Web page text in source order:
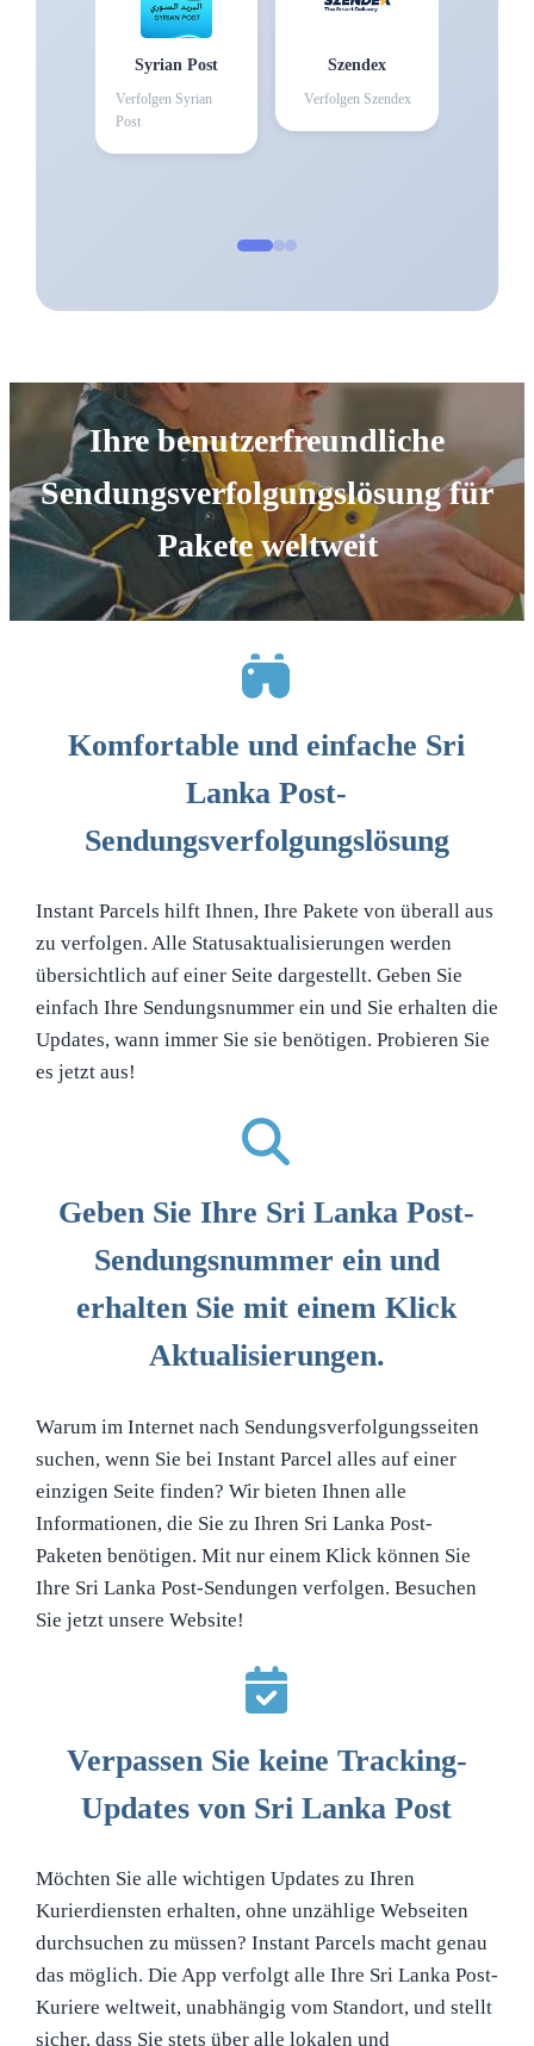
Syrian Post
Verfolgen Syrian
Post
Szendex
Verfolgen Szendex
Ihre benutzerfreundliche
Sendungsverfolgungslösung für
Pakete weltweit
Komfortable und einfache Sri
Lanka Post-
Sendungsverfolgungslösung
Instant Parcels hilft Ihnen, Ihre Pakete von überall aus
zu verfolgen. Alle Statusaktualisierungen werden
übersichtlich auf einer Seite dargestellt. Geben Sie
einfach Ihre Sendungsnummer ein und Sie erhalten die
Updates, wann immer Sie sie benötigen. Probieren Sie
es jetzt aus!
Geben Sie Ihre Sri Lanka Post-
Sendungsnummer ein und
erhalten Sie mit einem Klick
Aktualisierungen.
Warum im Internet nach Sendungsverfolgungsseiten
suchen, wenn Sie bei Instant Parcel alles auf einer
einzigen Seite finden? Wir bieten Ihnen alle
Informationen, die Sie zu Ihren Sri Lanka Post-
Paketen benötigen. Mit nur einem Klick können Sie
Ihre Sri Lanka Post-Sendungen verfolgen. Besuchen
Sie jetzt unsere Website!
Verpassen Sie keine Tracking-
Updates von Sri Lanka Post
Möchten Sie alle wichtigen Updates zu Ihren
Kurierdiensten erhalten, ohne unzählige Webseiten
durchsuchen zu müssen? Instant Parcels macht genau
das möglich. Die App verfolgt alle Ihre Sri Lanka Post-
Kuriere weltweit, unabhängig vom Standort, und stellt
sicher, dass Sie stets über alle lokalen und